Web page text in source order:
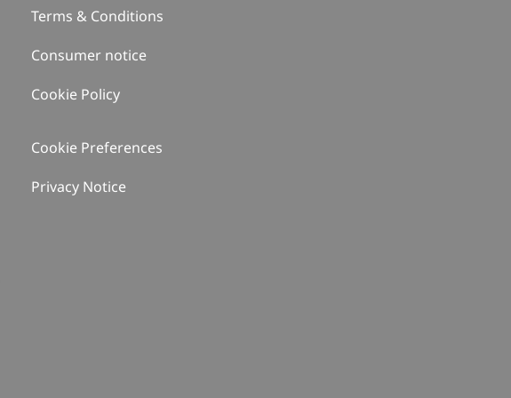
Terms & Conditions
Consumer notice
Cookie Policy
Cookie Preferences
Privacy Notice